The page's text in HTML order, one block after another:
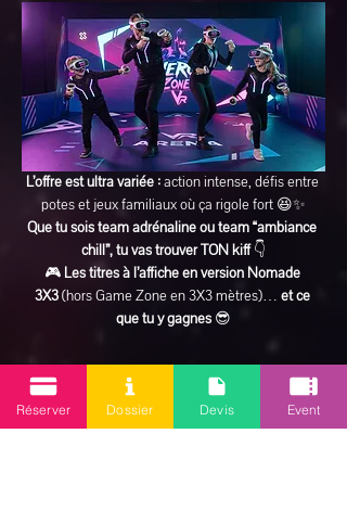
L’offre est ultra variée : action intense, défis entre
potes et jeux familiaux où ça rigole fort 😆✨
Que tu sois team adrénaline ou team “ambiance
chill”, tu vas trouver TON kiff 👇
🎮 Les titres à l’affiche en version Nomade
3X3 (hors Game Zone en 3X3 mètres)… et ce
que tu y gagnes 😎
En lire plus >
Réserver Dossier Devis Event